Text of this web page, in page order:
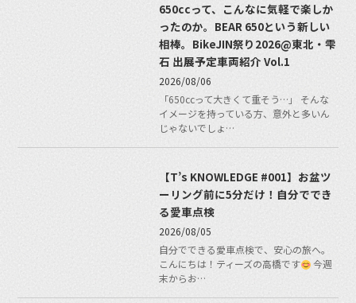
650ccって、こんなに気軽で楽しか
ったのか。BEAR 650という新しい
相棒。BikeJIN祭り2026@東北・雫
石 出展予定車両紹介 Vol.1
2026/08/06
「650ccって大きくて重そう…」 そんな
イメージを持っている方、意外と多いん
じゃないでしょ…
【T’s KNOWLEDGE #001】お盆ツ
ーリング前に5分だけ！自分ででき
る愛車点検
2026/08/05
自分でできる愛車点検で、安心の旅へ。
こんにちは！ティーズの高橋です
今週
末からお…